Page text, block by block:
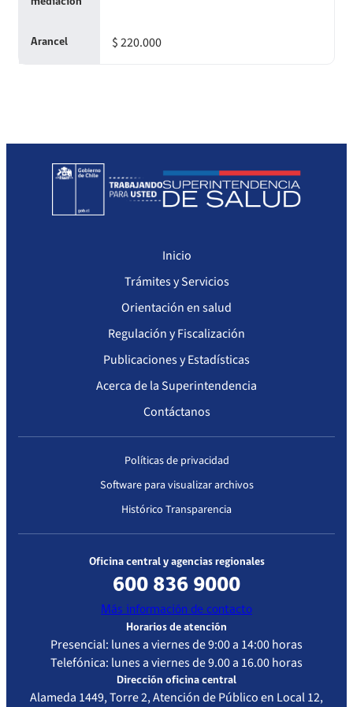
Arancel $ 220.000
Inicio
Trámites y Servicios
Orientación en salud
Regulación y Fiscalización
Publicaciones y Estadísticas
Acerca de la Superintendencia
Contáctanos
Políticas de privacidad
Software para visualizar archivos
Histórico Transparencia
Oficina central y agencias regionales
600 836 9000
Más información de contacto
Horarios de atención
Presencial: lunes a viernes de 9:00 a 14:00 horas
Telefónica: lunes a viernes de 9.00 a 16.00 horas
Dirección oficina central
Alameda 1449, Torre 2, Atención de Público en Local 12,